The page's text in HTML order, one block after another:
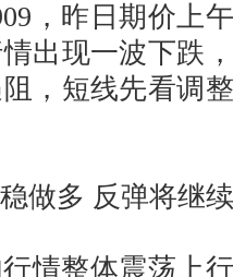
，昨日期价上
出现一波下跌
，短线先看调
做多 反弹将继
整体震荡上